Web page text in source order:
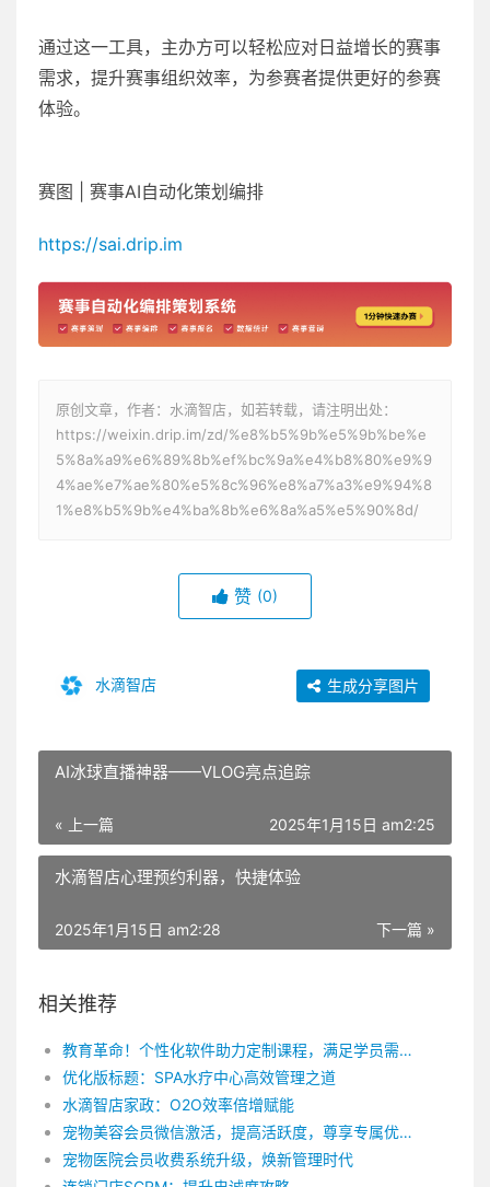
通过这一工具，主办方可以轻松应对日益增长的赛事
需求，提升赛事组织效率，为参赛者提供更好的参赛
体验。
赛图 | 赛事AI自动化策划编排
https://sai.drip.im
原创文章，作者：水滴智店，如若转载，请注明出处：
https://weixin.drip.im/zd/%e8%b5%9b%e5%9b%be%e
5%8a%a9%e6%89%8b%ef%bc%9a%e4%b8%80%e9%9
4%ae%e7%ae%80%e5%8c%96%e8%a7%a3%e9%94%8
1%e8%b5%9b%e4%ba%8b%e6%8a%a5%e5%90%8d/
赞 (0)
水滴智店 生成分享图片
AI冰球直播神器——VLOG亮点追踪
« 上一篇 2025年1月15日 am2:25
水滴智店心理预约利器，快捷体验
下一篇 »
2025年1月15日 am2:28
相关推荐
教育革命！个性化软件助力定制课程，满足学员需求！
优化版标题：SPA水疗中心高效管理之道
水滴智店家政：O2O效率倍增赋能
宠物美容会员微信激活，提高活跃度，尊享专属优惠
宠物医院会员收费系统升级，焕新管理时代